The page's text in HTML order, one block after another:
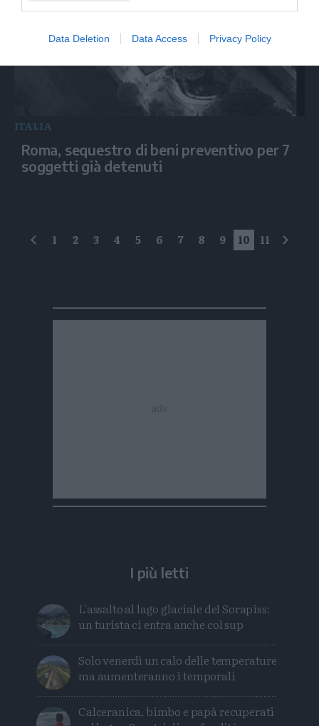
Data Deletion Data Access Privacy Policy
ITALIA
Roma, sequestro di beni preventivo per 7
soggetti già detenuti
precedente
1 2 3 4 5 6 7 8 9 10 11
I più letti
L'assalto al lago glaciale del Sorapiss:
un turista ci entra anche col sup
Solo venerdì un calo delle temperature
ma aumenteranno i temporali
Calceranica, bimbo e papà recuperati